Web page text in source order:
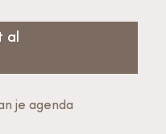
al
je agenda